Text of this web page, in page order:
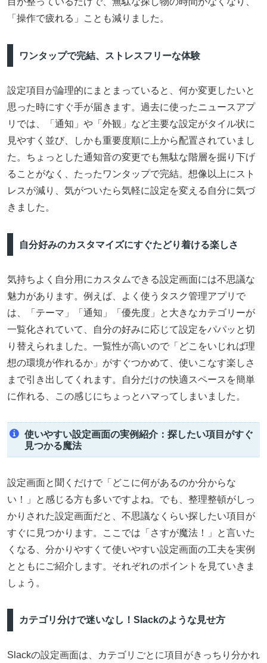
「操作で疲れる」ことも減りました。
ワンタップで完結、ストレスフリーな体験
設定項目が論理的にまとまっていると、何か変更したいと
思った時にすぐ手が届きます。過去に使ったニュースアプ
リでは、「通知」や「外観」など主要な設定がタイル状に
見やすく並び、しかも重要度順に上から配置されていまし
た。ちょっとした通知音の変更でも無駄な階層を掘り下げ
ることがなく、たったワンタップで完結。想像以上にスト
レスが減り、気がついたら気軽に設定を変える自分に気づ
きました。
自分好みのカスタマイズにすぐたどり着ける楽しさ
気持ちよく自分用にカスタムできる設定画面には不思議な
魅力があります。例えば、よく使うタスク管理アプリで
は、「テーマ」「通知」「優先度」と大きなカテゴリーが
一覧化されていて、自分の好みに応じて設定をパパッと切
り替えられました。一覧性が高いので「どこをいじれば理
想の環境が作れるか」がすぐつかめて、使いこなす楽しさ
まで引き出してくれます。自分だけの快適スペースを簡単
に作れる、この感じにちょっとハマってしまいました。
使いやすい設定画面の実例紹介：探したい項目がすぐ
見つかる魔法
設定画面と聞くだけで「どこに何があるのか分からな
い！」と感じる方も多いですよね。でも、整理整頓がしっ
かりされた設定画面だと、不思議なくらい探したい項目が
すぐに見つかります。ここでは「さすが魔法！」と言いた
くなる、分かりやすくて使いやすい設定画面の工夫を実例
とともにご紹介します。それぞれのポイントを見ていきま
しょう。
カテゴリ分けで迷いなし！Slackのような見せ方
Slackの設定画面は、カテゴリごとに項目がきっちり分かれ